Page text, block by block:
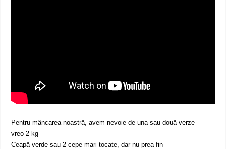
Pentru mâncarea noastră, avem nevoie de una sau două verze –
vreo 2 kg
Ceapă verde sau 2 cepe mari tocate, dar nu prea fin